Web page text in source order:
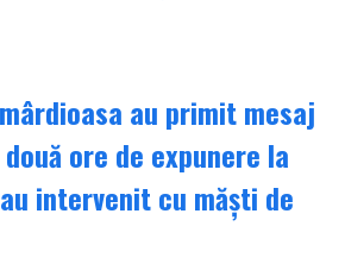
au primit mesaj
două ore de expunere la
intervenit cu măști de